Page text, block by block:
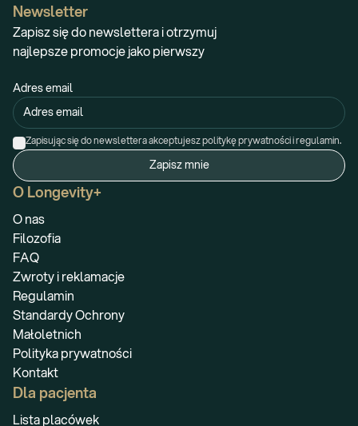
O Longevity+
O nas
Filozofia
FAQ
Zwroty i reklamacje
Regulamin
Standardy Ochrony
Małoletnich
Polityka prywatności
Kontakt
Dla pacjenta
Lista placówek
Newsletter
Zapisz się do newslettera i otrzymuj
najlepsze promocje jako pierwszy
Adres email
Zapisując się do newslettera akceptujesz politykę prywatności i regulamin.
Zapisz mnie